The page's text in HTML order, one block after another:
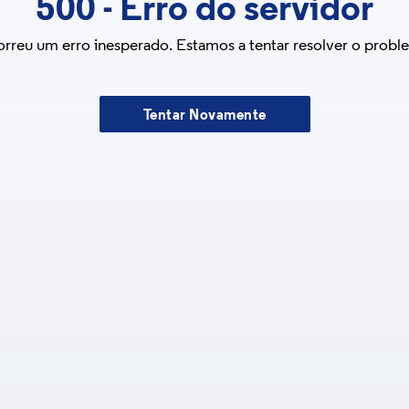
500 - Erro do servidor
um erro inesperado. Estamos a tentar resolver o
Tentar Novamente